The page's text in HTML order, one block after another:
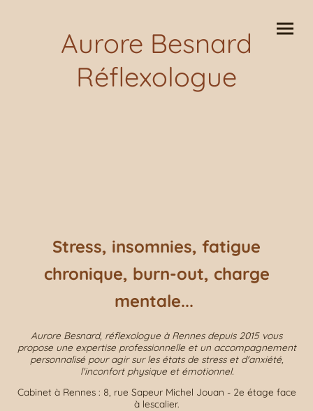
Aurore Besnard
Réflexologue
Stress, insomnies, fatigue
chronique, burn-out, charge
mentale...
Aurore Besnard, réflexologue à Rennes depuis 2015 vous
propose une expertise professionnelle et un accompagnement
personnalisé pour agir sur les états de stress et d'anxiété,
l'inconfort physique et émotionnel.
Cabinet à Rennes : 8, rue Sapeur Michel Jouan - 2e étage face
à lescalier.